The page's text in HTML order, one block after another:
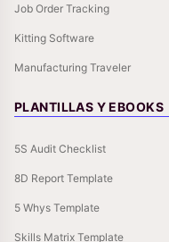
Job Order Tracking
Kitting Software
Manufacturing Traveler
PLANTILLAS Y EBOOKS
5S Audit Checklist
8D Report Template
5 Whys Template
Skills Matrix Template